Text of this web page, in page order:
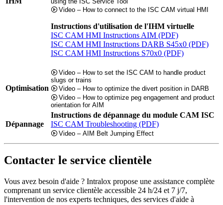
Video – How to connect to the ISC CAM virtual HMI
Instructions d'utilisation de l'IHM virtuelle
ISC CAM HMI Instructions AIM (PDF)
ISC CAM HMI Instructions DARB S45x0 (PDF)
ISC CAM HMI Instructions S70x0 (PDF)
Optimisation
Video – How to set the ISC CAM to handle product
slugs or trains
Video – How to optimize the divert position in DARB
Video – How to optimize peg engagement and product
orientation for AIM
Dépannage
Instructions de dépannage du module CAM ISC
ISC CAM Troubleshooting (PDF)
Video – AIM Belt Jumping Effect
Contacter le service clientèle
Vous avez besoin d'aide ? Intralox propose une assistance complète
comprenant un service clientèle accessible 24 h/24 et 7 j/7,
l'intervention de nos experts techniques, des services d'aide à